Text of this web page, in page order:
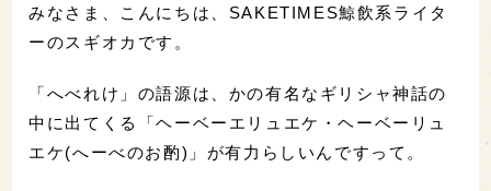
みなさま、こんにちは、SAKETIMES鯨飲系ライタ
ーのスギオカです。
「へべれけ」の語源は、かの有名なギリシャ神話の
中に出てくる「ヘーベーエリュエケ・ヘーベーリュ
エケ(へーべのお酌)」が有力らしいんですって。